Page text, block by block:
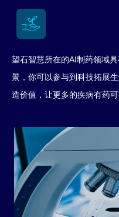
望石智慧所在的AI制药领域
景，你可以参与到科技拓展
造价值，让更多的疾病有药可